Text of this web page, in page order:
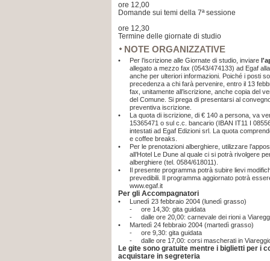
ore 12,00
Domande sui temi della 7ª sessione
ore 12,30
Termine delle giornate di studio
NOTE ORGANIZZATIVE
• Per l’iscrizione alle Giornate di studio, inviare
allegato a mezzo fax (0543/474133) ad Egaf
anche per ulteriori informazioni. Poiché i posti
precedenza a chi farà pervenire, entro il 13
fax, unitamente all’iscrizione, anche copia del
del Comune. Si prega di presentarsi al
preventiva iscrizione.
•
La quota di iscrizione, di € 140 a persona, va
15365471 o sul c.c. bancario (IBAN IT11 I
intestati ad Egaf Edizioni srl. La quota
e coffee breaks.
•
Per le prenotazioni alberghiere, utilizzare
all’Hotel Le Dune al quale ci si potrà rivolgere
alberghiere (tel. 0584/618011).
•
Il presente programma potrà subire lievi
prevedibili. Il programma aggiornato potrà
www.egaf.it
Per gli Accompagnatori
•
Lunedì 23 febbraio 2004 (lunedì grasso)
-
ore 14,30: gita guidata
-
dalle ore 20,00: carnevale dei rioni a
•
Martedì 24 febbraio 2004 (martedì grasso)
-
ore 9,30: gita guidata
-
dalle ore 17,00: corsi mascherati in
Le gite sono gratuite mentre i biglietti per i
acquistare in segreteria